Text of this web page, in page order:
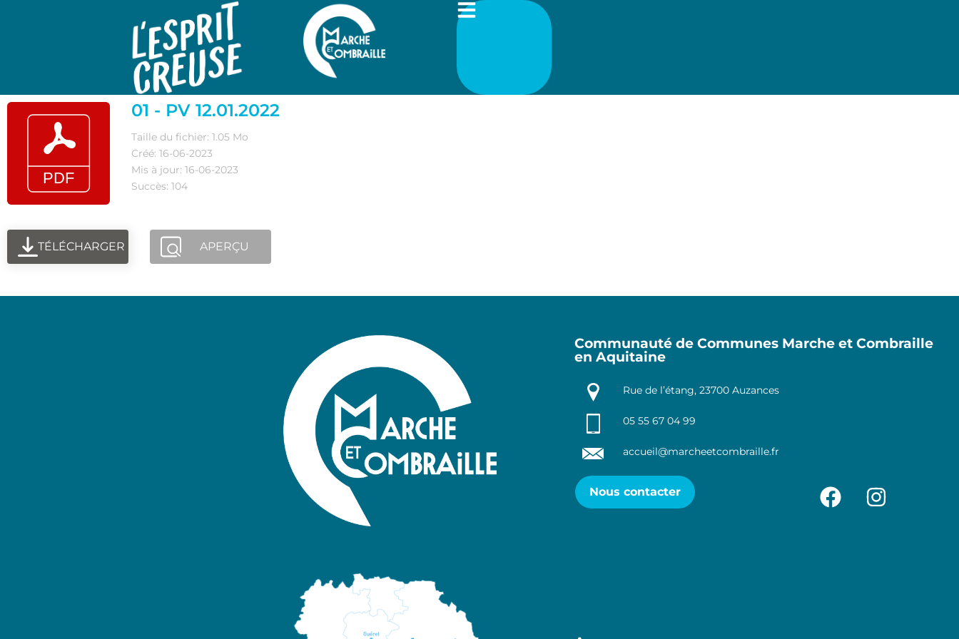
01 - PV 12.01.2022
Taille du fichier: 1.05 Mo
Créé: 16-06-2023
Mis à jour: 16-06-2023
Succès: 104
TÉLÉCHARGER APERÇU
Communauté de Communes Marche et Combraille
en Aquitaine
Rue de l’étang, 23700 Auzances
05 55 67 04 99
accueil@marcheetcombraille.fr
Nous contacter